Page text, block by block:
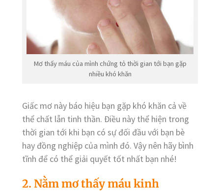
Mơ thấy máu của mình chứng tỏ thời gian tới bạn gặp
nhiều khó khăn
Giấc mơ này báo hiệu bạn gặp khó khăn cả về
thể chất lẫn tinh thần. Điều này thể hiện trong
thời gian tới khi bạn có sự đối đầu với bạn bè
hay đồng nghiệp của mình đó. Vậy nên hãy bình
tĩnh để có thể giải quyết tốt nhất bạn nhé!
2. Nằm mơ thấy máu kinh